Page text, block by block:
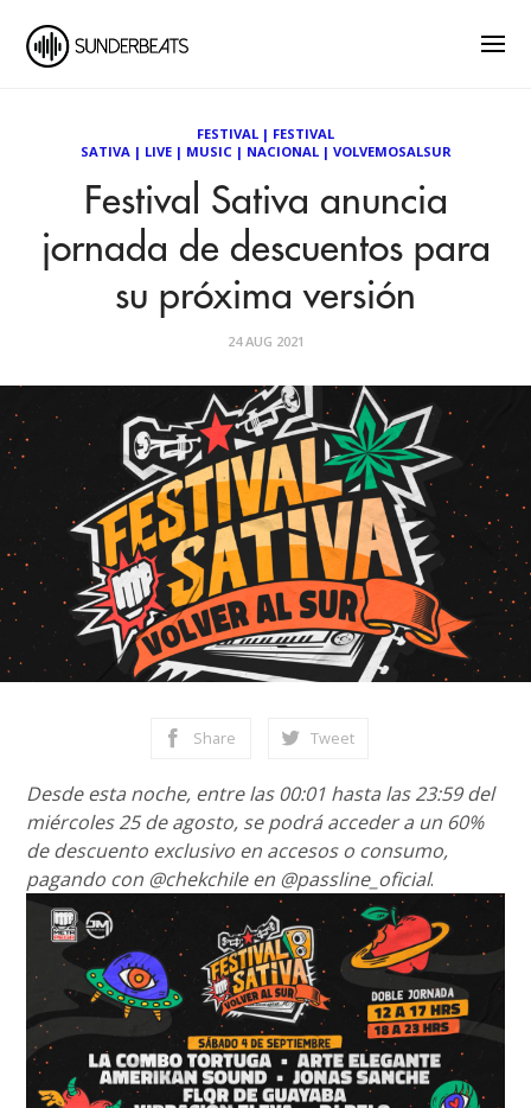
FESTIVAL | FESTIVAL
SATIVA| LIVE| MUSIC| NACIONAL| VOLVEMOSALSUR
Festival Sativa anuncia
jornada de descuentos para
su próxima versión
24 AUG 2021
Share Tweet
Desde esta noche, entre las 00:01 hasta las 23:59 del
miércoles 25 de agosto, se podrá acceder a un 60%
de descuento exclusivo en accesos o consumo,
pagando con @chekchile en @passline_oficial.